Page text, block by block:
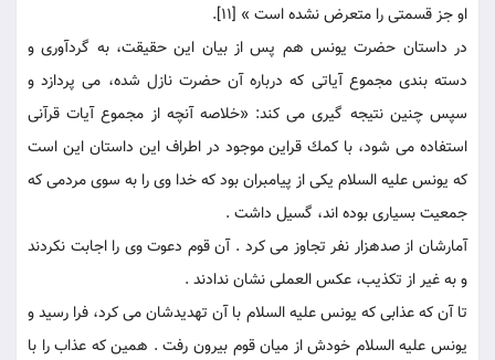
او جز قسمتى را متعرض نشده است » [11].
در داستان حضرت يونس هم پس از بيان اين حقيقت، به گردآورى و
دسته بندى مجموع آياتى كه درباره آن حضرت نازل شده، می پردازد و
سپس چنين نتيجه گيرى می كند: «خلاصه آنچه از مجموع آيات قرآنى
استفاده می شود، با كمك قراين موجود در اطراف اين داستان اين است
كه يونس عليه السلام يكى از پيامبران بود كه خدا وى را به سوى مردمى كه
جمعيت بسيارى بوده اند، گسيل داشت .
آمارشان از صدهزار نفر تجاوز می كرد . آن قوم دعوت وى را اجابت نكردند
و به غير از تكذيب، عكس ‏العملى نشان ندادند .
تا آن كه عذابى كه يونس عليه السلام با آن تهديدشان می كرد، فرا رسيد و
يونس عليه السلام خودش از ميان قوم بيرون رفت . همين كه عذاب را با